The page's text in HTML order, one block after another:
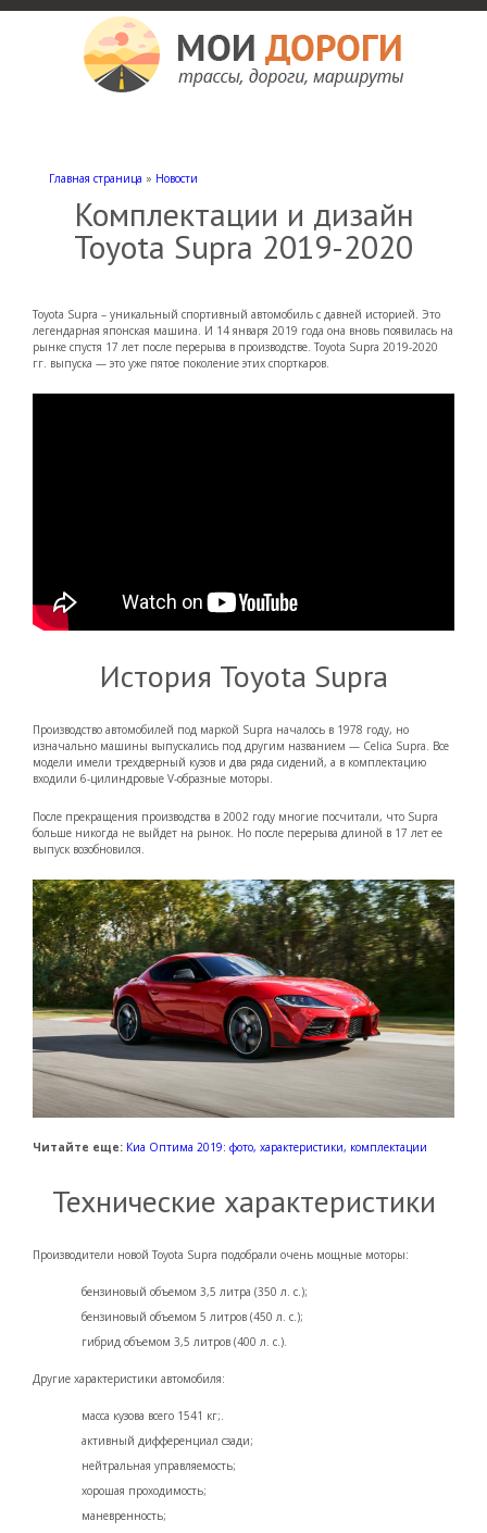
Главная страница » Новости
Комплектации и дизайн
Toyota Supra 2019-2020
Toyota Supra – уникальный спортивный автомобиль с давней историей. Это
легендарная японская машина. И 14 января 2019 года она вновь появилась на
рынке спустя 17 лет после перерыва в производстве. Toyota Supra 2019-2020
гг. выпуска — это уже пятое поколение этих спорткаров.
История Toyota Supra
Производство автомобилей под маркой Supra началось в 1978 году, но
изначально машины выпускались под другим названием — Celica Supra. Все
модели имели трехдверный кузов и два ряда сидений, а в комплектацию
входили 6-цилиндровые V-образные моторы.
После прекращения производства в 2002 году многие посчитали, что Supra
больше никогда не выйдет на рынок. Но после перерыва длиной в 17 лет ее
выпуск возобновился.
Читайте еще: Киа Оптима 2019: фото, характеристики, комплектации
Технические характеристики
Производители новой Toyota Supra подобрали очень мощные моторы:
бензиновый объемом 3,5 литра (350 л. с.);
бензиновый объемом 5 литров (450 л. с.);
гибрид объемом 3,5 литров (400 л. с.).
Другие характеристики автомобиля:
масса кузова всего 1541 кг;.
активный дифференциал сзади;
нейтральная управляемость;
хорошая проходимость;
маневренность;